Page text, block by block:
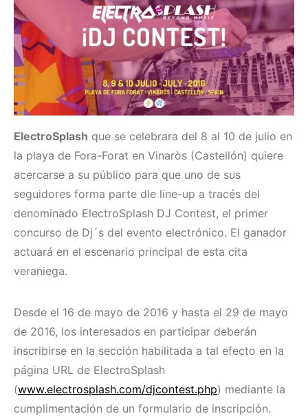
ElectroSplash que se celebrara del 8 al 10 de julio en
la playa de Fora-Forat en Vinaròs (Castellón) quiere
acercarse a su público para que uno de sus
seguidores forma parte dle line-up a tracés del
denominado ElectroSplash DJ Contest, el primer
concurso de Dj´s del evento electrónico. El ganador
actuará en el escenario principal de esta cita
veraniega.
Desde el 16 de mayo de 2016 y hasta el 29 de mayo
de 2016, los interesados en participar deberán
inscribirse en la sección habilitada a tal efecto en la
página URL de ElectroSplash
(www.electrosplash.com/djcontest.php) mediante la
cumplimentación de un formulario de inscripción.